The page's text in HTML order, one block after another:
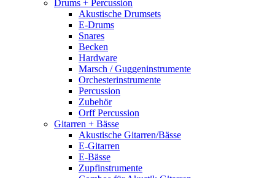
Drums + Percussion
Akustische Drumsets
E-Drums
Snares
Becken
Hardware
Marsch / Guggeninstrumente
Orchesterinstrumente
Percussion
Zubehör
Orff Percussion
Gitarren + Bässe
Akustische Gitarren/Bässe
E-Gitarren
E-Bässe
Zupfinstrumente